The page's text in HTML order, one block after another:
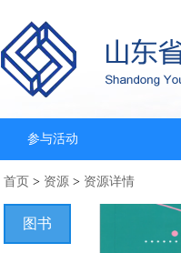
参与活动
首页 > 资源 > 资源详情
图书